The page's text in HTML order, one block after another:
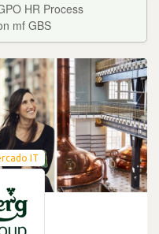
HR Process
mf GBS
IT